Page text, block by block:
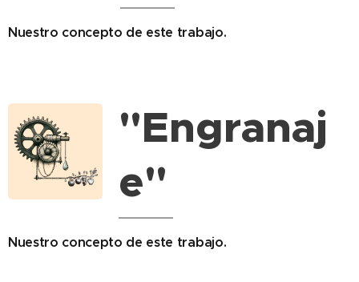
Nuestro concepto de este trabajo.
"Engranaj
e"
Nuestro concepto de este trabajo.